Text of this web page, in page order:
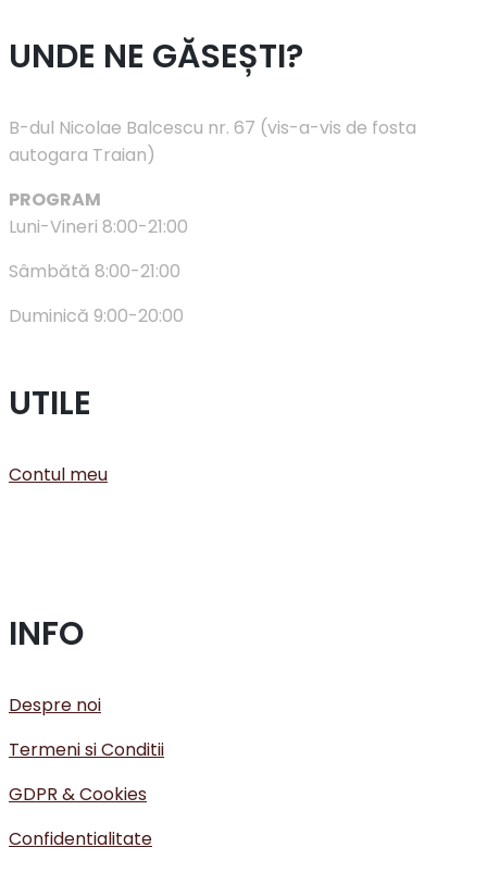
UNDE NE GĂSEȘTI?
B-dul Nicolae Balcescu nr. 67 (vis-a-vis de fosta
autogara Traian)
PROGRAM
Luni-Vineri 8:00-21:00
Sâmbătă 8:00-21:00
Duminică 9:00-20:00
UTILE
Contul meu
INFO
Despre noi
Termeni si Conditii
GDPR & Cookies
Confidentialitate